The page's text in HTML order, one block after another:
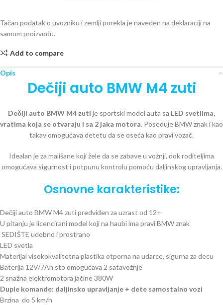
Tačan podatak o uvozniku i zemlji porekla je naveden na deklaraciji na
samom proizvodu.
Add to compare
Opis
Dečiji auto BMW M4 zuti
Dečiji auto BMW M4 zuti je sportski model auta sa LED svetlima,
vratima koja se otvaraju i sa 2 jaka motora. Poseduje BMW znak i kao
takav omogućava detetu da se oseća kao pravi vozač.
Idealan je za mališane koji žele da se zabave u vožnji, dok roditeljima
omogućava sigurnost i potpunu kontrolu pomoću daljinskog upravljanja.
Osnovne karakteristike:
Dečiji auto BMW M4 zutipredviđen za uzrast od 12+
U pitanju je licencirani model koji na haubi ima pravi BMW znak
SEDIŠTE udobno i prostrano
LED svetla
Materijal visokokvalitetna plastika otporna na udarce, sigurna za decu
Baterija 12V/7Ah sto omogućava 2 satavožnje
2 snažna elektromotora jačine 380W
Duple komande: daljinsko upravljanje + dete samostalno vozi
Brzina do 5 km/h